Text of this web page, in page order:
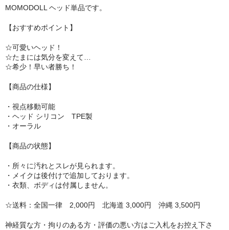
Qita Doll
POdoll
HANI DOLL
CRYSTAL DOLL
Rabudoll
Banidoll
PIEDOLL
リップロップ
MOMODOLL ヘッド単品です。
【おすすめポイント】
☆可愛いヘッド！
☆たまには気分を変えて…
☆希少！早い者勝ち！
【商品の仕様】
・視点移動可能
・ヘッド シリコン TPE製
・オーラル
【商品の状態】
・所々に汚れとスレが見られます。
・メイクは後付けで追加しております。
・衣類、ボディは付属しません。
☆送料：全国一律 2,000円 北海道 3,000円 沖縄 3,500円
神経質な方・拘りのある方・評価の悪い方はご入札をお控え下さ